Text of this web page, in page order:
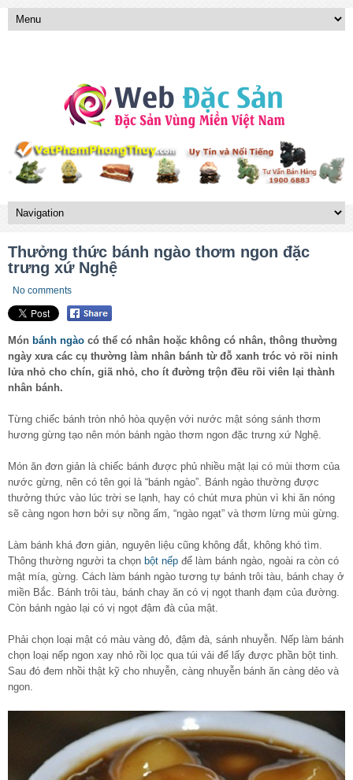
Thưởng thức bánh ngào thơm ngon đặc
trưng xứ Nghệ
No comments
Món bánh ngào có thể có nhân hoặc không có nhân, thông thường
ngày xưa các cụ thường làm nhân bánh từ đỗ xanh tróc vỏ rồi ninh
lửa nhỏ cho chín, giã nhỏ, cho ít đường trộn đều rồi viên lại thành
nhân bánh.
Từng chiếc bánh tròn nhỏ hòa quyện với nước mật sóng sánh thơm
hương gừng tạo nên món bánh ngào thơm ngon đặc trưng xứ Nghệ.
Món ăn đơn giản là chiếc bánh được phủ nhiều mật lại có mùi thơm của
nước gừng, nên có tên gọi là “bánh ngào”. Bánh ngào thường được
thưởng thức vào lúc trời se lạnh, hay có chút mưa phùn vì khi ăn nóng
sẽ càng ngon hơn bởi sự nồng ấm, “ngào ngạt” và thơm lừng mùi gừng.
Làm bánh khá đơn giản, nguyên liệu cũng không đắt, không khó tìm.
Thông thường người ta chọn bột nếp để làm bánh ngào, ngoài ra còn có
mật mía, gừng. Cách làm bánh ngào tương tự bánh trôi tàu, bánh chay ở
miền Bắc. Bánh trôi tàu, bánh chay ăn có vị ngọt thanh đạm của đường.
Còn bánh ngào lại có vị ngọt đậm đà của mật.
Phải chọn loại mật có màu vàng đỏ, đậm đà, sánh nhuyễn. Nếp làm bánh
chọn loại nếp ngon xay nhỏ rồi lọc qua túi vải để lấy được phần bột tinh.
Sau đó đem nhồi thật kỹ cho nhuyễn, càng nhuyễn bánh ăn càng dẻo và
ngon.